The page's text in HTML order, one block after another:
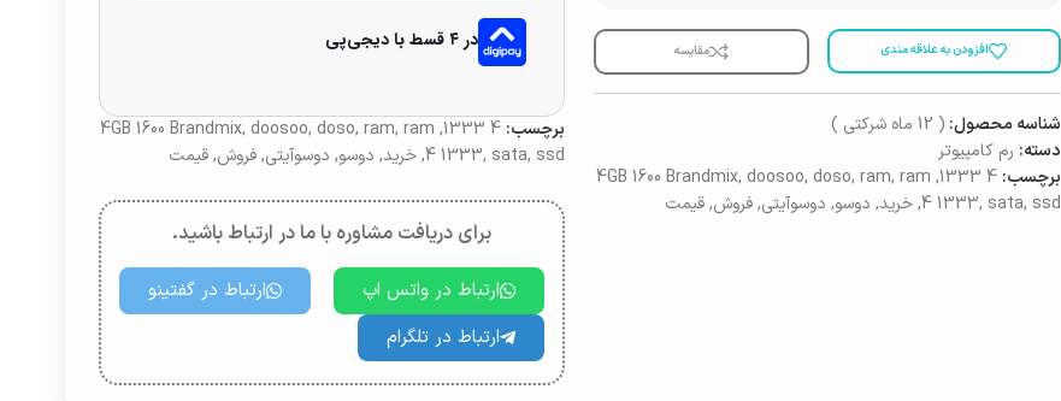
افزودن به علاقه مندی مقایسه
شناسه محصول: ( 12 ماه شرکتی )
دسته: رم کامپیوتر
برچسب: 4 1333
,
4GB 1600 Brandmix, doosoo, doso, ram, ram
4 1333, sata, ssd
, خرید, دوسو, دوسوآیتی, فروش, قیمت
در ۴ قسط با دیجی‌پی
برچسب: 4 1333
,
4GB 1600 Brandmix, doosoo, doso, ram, ram
4 1333, sata, ssd
, خرید, دوسو, دوسوآیتی, فروش, قیمت
برای دریافت مشاوره با ما در ارتباط باشید.
ارتباط در واتس اپ
ارتباط در گفتینو
ارتباط در تلگرام